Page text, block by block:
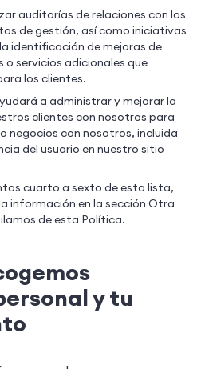
auditorías de relaciones con los
de gestión, así como iniciativas
identificación de mejoras de
servicios adicionales que
los clientes.
a administrar y mejorar la
clientes con nosotros para
negocios con nosotros, incluida
del usuario en nuestro sitio
cuarto a sexto de esta lista,
información en la sección Otra
de esta Política.
y tu